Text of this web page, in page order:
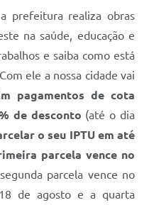
prefeitura realiza obras
na saúde, educação e
e saiba como está
ele a nossa cidade vai
pagamentos de cota
de desconto (até o dia
o seu IPTU em até
parcela vence no
parcela vence no
de agosto e a quarta